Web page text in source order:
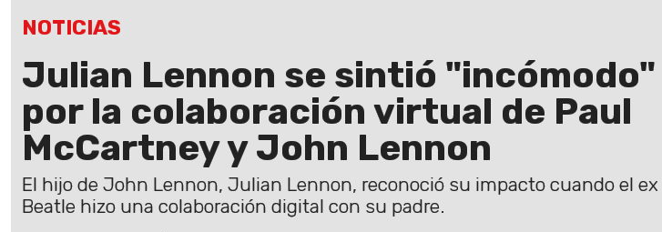
NOTICIAS
Julian Lennon se sintió "incómodo"
por la colaboración virtual de Paul
McCartney y John Lennon
El hijo de John Lennon, Julian Lennon, reconoció su impacto cuando el ex
Beatle hizo una colaboración digital con su padre.